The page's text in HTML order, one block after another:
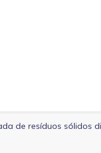
de resíduos sólidos